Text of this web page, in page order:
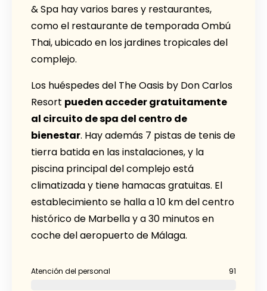
& Spa hay varios bares y restaurantes,
como el restaurante de temporada Ombú
Thai, ubicado en los jardines tropicales del
complejo.
Los huéspedes del The Oasis by Don Carlos
Resort pueden acceder gratuitamente
al circuito de spa del centro de
bienestar. Hay además 7 pistas de tenis de
tierra batida en las instalaciones, y la
piscina principal del complejo está
climatizada y tiene hamacas gratuitas. El
establecimiento se halla a 10 km del centro
histórico de Marbella y a 30 minutos en
coche del aeropuerto de Málaga.
Atención del personal 91